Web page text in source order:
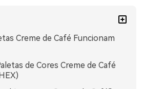
Creme de Café Funcionam
de Cores Creme de Café